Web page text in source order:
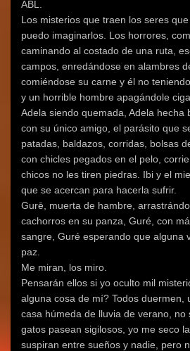
ABL.
Los misterios que traen los seres
puedo imaginarlos. Los horrores,
caminando al costado de una ruta,
campos, enredándose en alambres
comiéndose su carne y él no
y un horrible hombre apagándole
Adela siendo quemada, Adela hecha
con su único amigo, el parásito que
patadas, baldazos, corridas, bolsas
con chicles pegados en el pelo,
chicos no les tiren piedras. Ibi y el
que se acercan para hacerla sufrir.
Gurē, muerta de hambre,
cachorros en su panza, Guré, con
sangre, Guré esperando que alguna
paz.
Me miran, los miro.
Pensarán ellos si yo oculto mil
alguna cosa de mí? Todos duermen,
casa húmeda de lluvia de verano, no
gatos pasean sigilosos, yo me seco
suspiran entre sueños y nadie, pero